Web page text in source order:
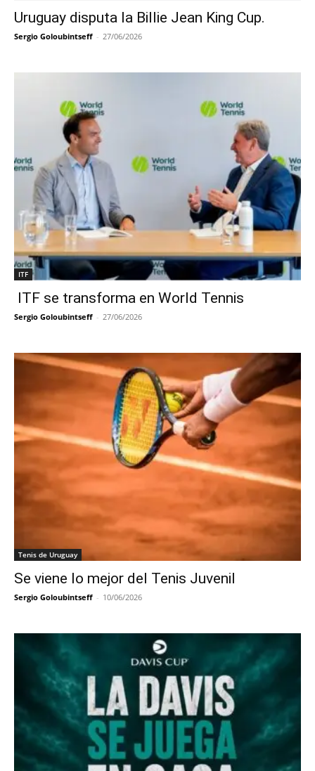
Uruguay disputa la Billie Jean King Cup.
Sergio Goloubintseff - 27/06/2026
ITF
ITF se transforma en World Tennis
Sergio Goloubintseff - 27/06/2026
Tenis de Uruguay
Se viene lo mejor del Tenis Juvenil
Sergio Goloubintseff - 10/06/2026